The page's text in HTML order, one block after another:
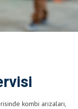
kombi arızaları,